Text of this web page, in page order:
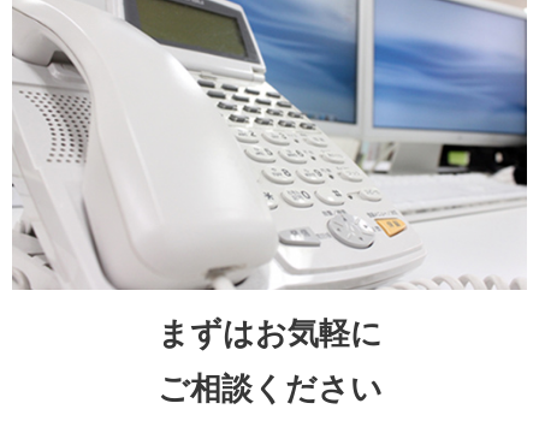
まずはお気軽に
ご相談ください